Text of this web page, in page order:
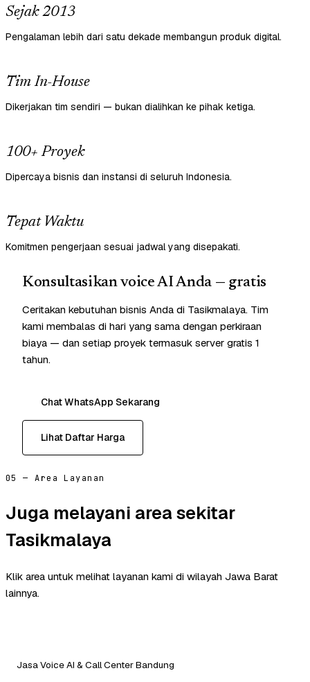
Sejak 2013
Pengalaman lebih dari satu dekade membangun produk digital.
Tim In-House
Dikerjakan tim sendiri — bukan dialihkan ke pihak ketiga.
100+ Proyek
Dipercaya bisnis dan instansi di seluruh Indonesia.
Tepat Waktu
Komitmen pengerjaan sesuai jadwal yang disepakati.
Konsultasikan voice AI Anda — gratis
Ceritakan kebutuhan bisnis Anda di Tasikmalaya. Tim
kami membalas di hari yang sama dengan perkiraan
biaya — dan setiap proyek termasuk server gratis 1
tahun.
Chat WhatsApp Sekarang
Lihat Daftar Harga
05 — Area Layanan
Juga melayani area sekitar
Tasikmalaya
Klik area untuk melihat layanan kami di wilayah Jawa Barat
lainnya.
Jasa Voice AI & Call Center Bandung